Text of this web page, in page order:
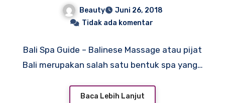
Beauty
Juni 26, 2018
Tidak ada komentar
Bali Spa Guide – Balinese Massage atau pijat
Bali merupakan salah satu bentuk spa yang…
Baca Lebih Lanjut